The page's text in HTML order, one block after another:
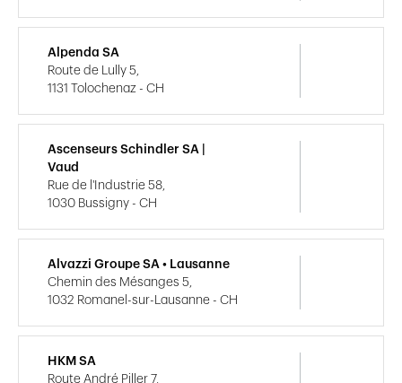
Alpenda SA
Route de Lully 5,
1131 Tolochenaz - CH
Ascenseurs Schindler SA |
Vaud
Rue de l'Industrie 58,
1030 Bussigny - CH
Alvazzi Groupe SA • Lausanne
Chemin des Mésanges 5,
1032 Romanel-sur-Lausanne - CH
HKM SA
Route André Piller 7,